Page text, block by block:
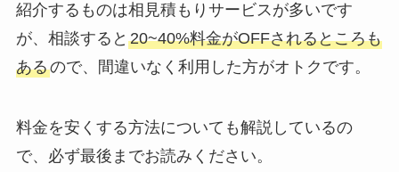
紹介するものは相見積もりサービスが多いです
が、相談すると 20~40%料金がOFFされるところも
あるので、間違いなく利用した方がオトクです。
料金を安くする方法についても解説しているの
で、必ず最後までお読みください。